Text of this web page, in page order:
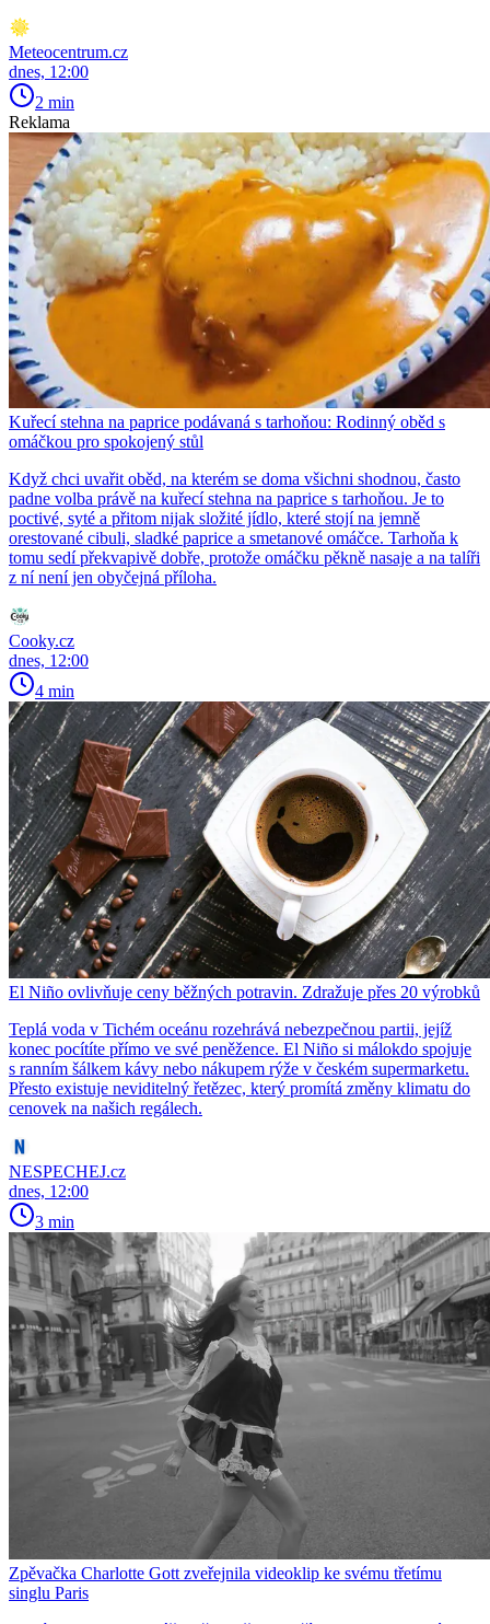
Meteocentrum.cz
dnes, 12:00
2 min
Reklama
Kuřecí stehna na paprice podávaná s tarhoňou: Rodinný oběd s
omáčkou pro spokojený stůl
Když chci uvařit oběd, na kterém se doma všichni shodnou, často
padne volba právě na kuřecí stehna na paprice s tarhoňou. Je to
poctivé, syté a přitom nijak složité jídlo, které stojí na jemně
orestované cibuli, sladké paprice a smetanové omáčce. Tarhoňa k
tomu sedí překvapivě dobře, protože omáčku pěkně nasaje a na talíři
z ní není jen obyčejná příloha.
Cooky.cz
dnes, 12:00
4 min
El Niño ovlivňuje ceny běžných potravin. Zdražuje přes 20 výrobků
Teplá voda v Tichém oceánu rozehrává nebezpečnou partii, jejíž
konec pocítíte přímo ve své peněžence. El Niño si málokdo spojuje
s ranním šálkem kávy nebo nákupem rýže v českém supermarketu.
Přesto existuje neviditelný řetězec, který promítá změny klimatu do
cenovek na našich regálech.
NESPECHEJ.cz
dnes, 12:00
3 min
Zpěvačka Charlotte Gott zveřejnila videoklip ke svému třetímu
singlu Paris